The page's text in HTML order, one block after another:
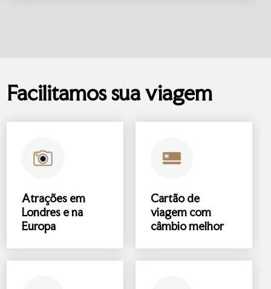
Facilitamos sua viagem
Atrações em
Londres e na
Europa
Cartão de
viagem com
câmbio melhor